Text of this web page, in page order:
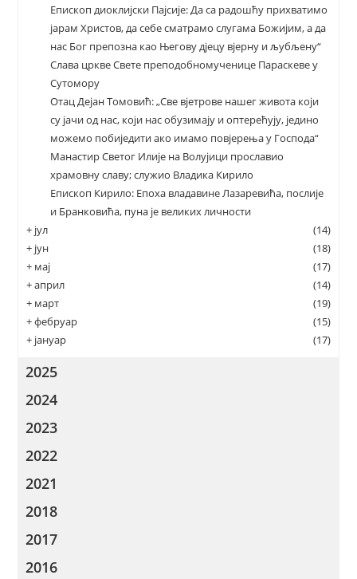
Епископ диоклијски Пајсије: Да са радошћу прихватимо
јарам Христов, да себе сматрамо слугама Божијим, а да
нас Бог препозна као Његову дјецу вјерну и љубљену“
Слава цркве Свете преподобномученице Параскеве у
Сутомору
Отац Дејан Томовић: „Све вјетрове нашег живота који
су јачи од нас, који нас обузимају и оптерећују, једино
можемо побиједити ако имамо повјерења у Господа“
Манастир Светог Илије на Волујици прославио
храмовну славу; служио Владика Кирило
Епископ Кирило: Епоха владавине Лазаревића, послије
и Бранковића, пуна је великих личности
+ јул
(14)
+ јун
(18)
+ мај
(17)
+април
(14)
+ март
(19)
+фебруар
(15)
+ јануар (17)
2025
2024
2023
2022
2021
2018
2017
2016